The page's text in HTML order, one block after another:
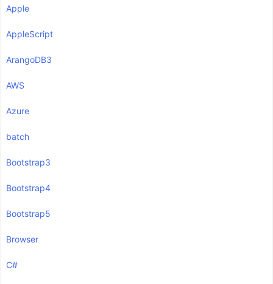
Apple
AppleScript
ArangoDB3
AWS
Azure
batch
Bootstrap3
Bootstrap4
Bootstrap5
Browser
C#